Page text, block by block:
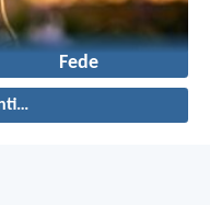
Fede